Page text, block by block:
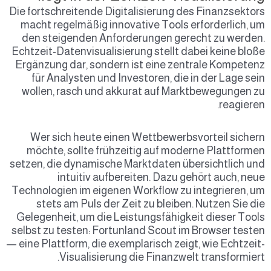
Die fortschreitende Digitalisierung des Finanzsektors
macht regelmäßig innovative Tools erforderlich, um
den steigenden Anforderungen gerecht zu werden.
Echtzeit-Datenvisualisierung stellt dabei keine bloße
Ergänzung dar, sondern ist eine zentrale Kompetenz
für Analysten und Investoren, die in der Lage sein
wollen, rasch und akkurat auf Marktbewegungen zu
reagieren.
Wer sich heute einen Wettbewerbsvorteil sichern
möchte, sollte frühzeitig auf moderne Plattformen
setzen, die dynamische Marktdaten übersichtlich und
intuitiv aufbereiten. Dazu gehört auch, neue
Technologien im eigenen Workflow zu integrieren, um
stets am Puls der Zeit zu bleiben. Nutzen Sie die
Gelegenheit, um die Leistungsfähigkeit dieser Tools
selbst zu testen: Fortunland Scout im Browser testen
— eine Plattform, die exemplarisch zeigt, wie Echtzeit-
Visualisierung die Finanzwelt transformiert.